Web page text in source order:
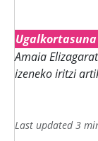
Amaia
izeneko iritzi
Last updated 3